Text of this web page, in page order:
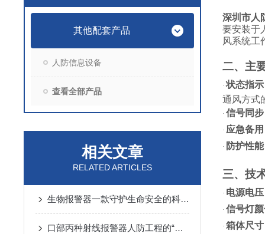
其他配套产品
人防信息设备
查看全部产品
相关文章
RELATED ARTICLES
生物报警器一款守护生命安全的科技哨兵
口部丙种射线报警器人防工程的“核生化”哨兵
深圳市人
要安装于
风系统工
二、主
· 状态指示
通风方式
· 信号同步
· 应急备用
· 防护性能
三、技
· 电源电压
· 信号灯
· 箱体尺寸